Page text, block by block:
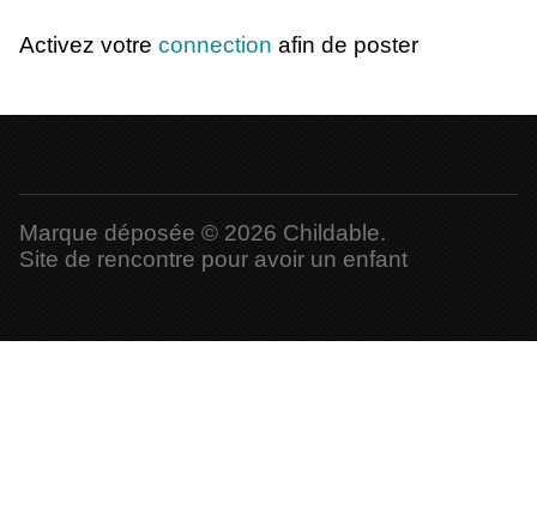
Activez votre connection afin de poster
Marque déposée © 2026 Childable.
Site de rencontre pour avoir un enfant